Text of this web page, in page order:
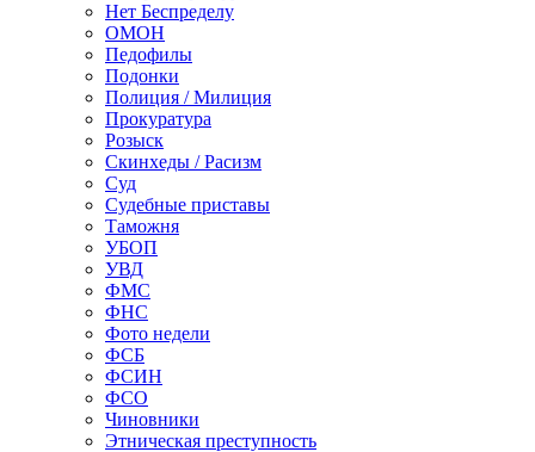
Нет Беспределу
ОМОН
Педофилы
Подонки
Полиция / Милиция
Прокуратура
Розыск
Скинхеды / Расизм
Суд
Судебные приставы
Таможня
УБОП
УВД
ФМС
ФНС
Фото недели
ФСБ
ФСИН
ФСО
Чиновники
Этническая преступность